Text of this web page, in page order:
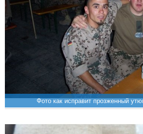
Фото как исправит прозженный